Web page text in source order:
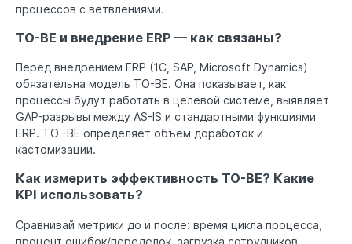
процессов с ветвлениями.
TO-BE и внедрение ERP — как связаны?
Перед внедрением ERP (1С, SAP, Microsoft Dynamics)
обязательна модель TO-BE. Она показывает, как
процессы будут работать в целевой системе, выявляет
GAP-разрывы между AS-IS и стандартными функциями
ERP. TO -BE определяет объём доработок и
кастомизации.
Как измерить эффективность TO-BE? Какие
KPI использовать?
Сравнивай метрики до и после: время цикла процесса,
процент ошибок/переделок, загрузка сотрудников,